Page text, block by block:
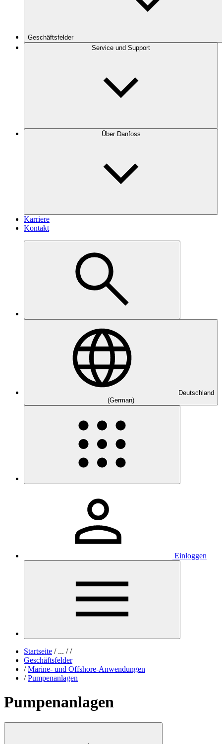
Geschäftsfelder
Service und Support
Über Danfoss
Karriere
Kontakt
Deutschland
(German)
Einloggen
Startseite /... / /
Geschäftsfelder
/ Marine- und Offshore-Anwendungen
/ Pumpenanlagen
Pumpenanlagen